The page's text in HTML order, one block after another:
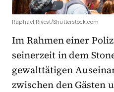
Raphael Rivest/Shutterstock.com
Im Rahmen einer
seinerzeit in dem
gewalttätigen
zwischen den Gästen